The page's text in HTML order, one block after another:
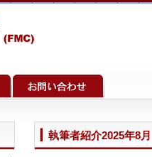
執筆者紹介2025年8月